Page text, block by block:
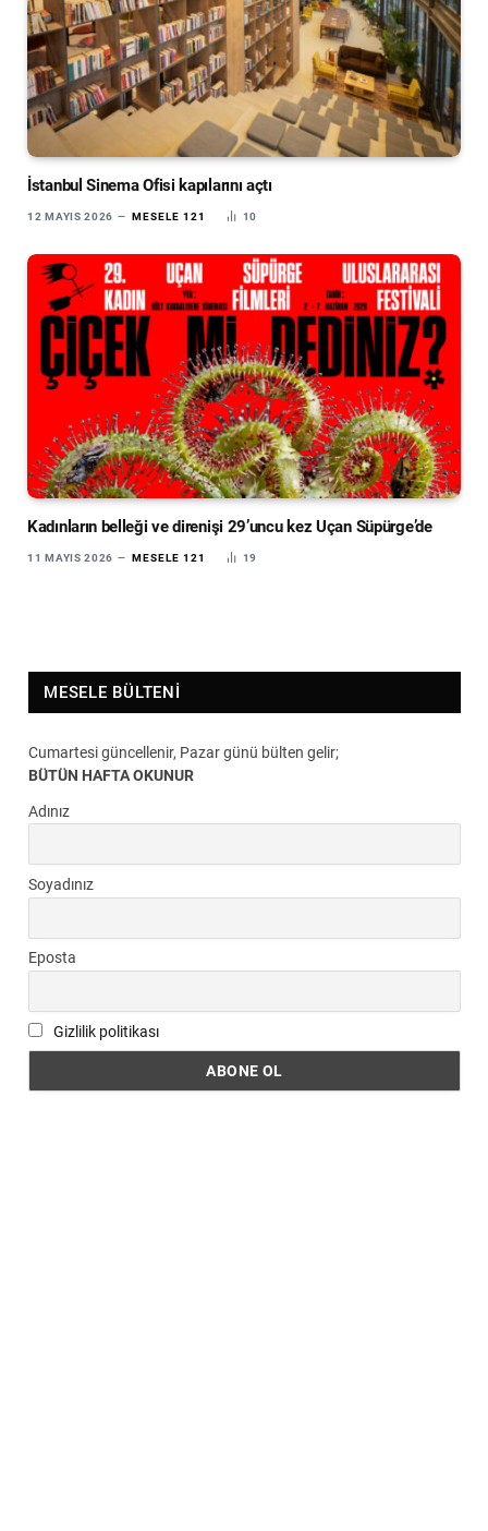
İstanbul Sinema Ofisi kapılarını açtı
12 MAYIS 2026 MESELE 121 10
Kadınların belleği ve direnişi 29’uncu kez Uçan Süpürge’de
11 MAYIS 2026 MESELE 121 19
MESELE BÜLTENI
Cumartesi güncellenir, Pazar günü bülten gelir;
BÜTÜN HAFTA OKUNUR
Adınız
Soyadınız
Eposta
Gizlilik politikası